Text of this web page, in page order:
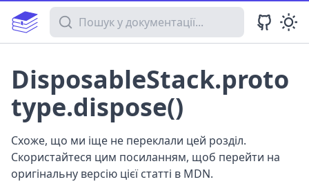
Пошук у документації
DisposableStack.proto
type.dispose()
Схоже, що ми іще не переклали цей розділ.
Скористайтеся цим посиланням, щоб перейти на
оригінальну версію цієї статті в MDN.